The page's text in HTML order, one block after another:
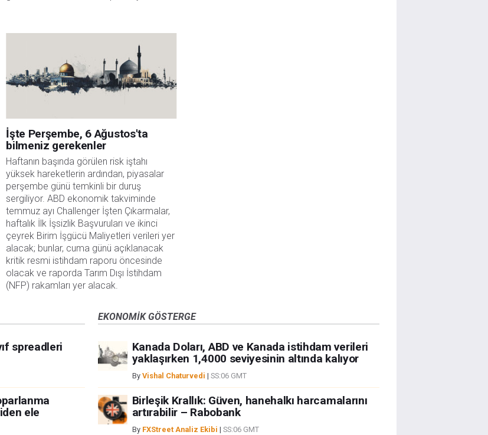
İşte Perşembe, 6 Ağustos'ta
bilmeniz gerekenler
Haftanın başında görülen risk iştahı
yüksek hareketlerin ardından, piyasalar
perşembe günü temkinli bir duruş
sergiliyor. ABD ekonomik takviminde
temmuz ayı Challenger İşten Çıkarmalar,
haftalık İlk İşsizlik Başvuruları ve ikinci
çeyrek Birim İşgücü Maliyetleri verileri yer
alacak; bunlar, cuma günü açıklanacak
kritik resmi istihdam raporu öncesinde
olacak ve raporda Tarım Dışı İstihdam
(NFP) rakamları yer alacak.
spreadleri
ele
EKONOMIK GÖSTERGE
Kanada Doları, ABD ve Kanada istihdam verileri
yaklaşırken 1,4000 seviyesinin altında kalıyor
By Vishal Chaturvedi | SS:06 GMT
Birleşik Krallık: Güven, hanehalkı harcamalarını
artırabilir – Rabobank
By FXStreet Analiz Ekibi | SS:06 GMT